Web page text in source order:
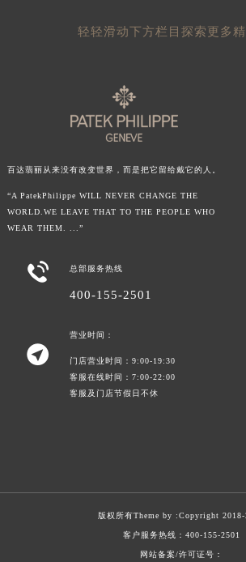
轻轻滑动下方栏目探索更多
百达翡丽从来没有改变世界，而是把它留给戴它的人。
“A PatekPhilippe WILL NEVER CHANGE THE
WORLD.WE LEAVE THAT TO THE PEOPLE WHO
WEAR THEM. ...”
 总部服务热线
400-155-2501

营业时间：
门店营业时间：9:00-19:30
客服在线时间：7:00-22:00
客服及门店节假日不休
版权所有Theme by :Copyright 2018-
客户服务热线： 400-155-2501
网站备案/许可证号：